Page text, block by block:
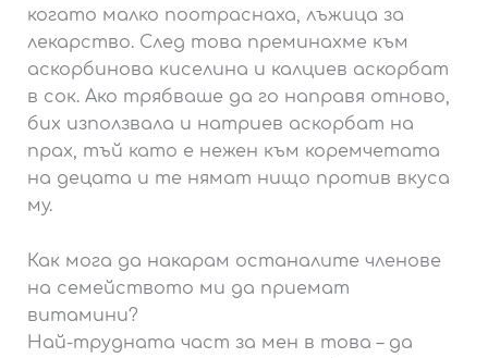
когато малко поотраснаха, лъжица за
лекарство. След това преминахме към
аскорбинова киселина и калциев аскорбат
в сок. Ако трябваше да го направя отново,
бих използвала и натриев аскорбат на
прах, тъй като е нежен към коремчетата
на децата и те нямат нищо против вкуса
му.
Как мога да накарам останалите членове
на семейството ми да приемат
витамини?
Най-трудната част за мен в това – да